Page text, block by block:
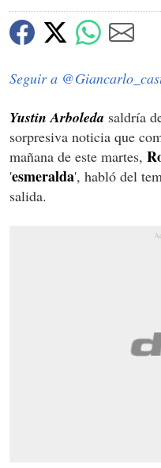
Seguir a
Yustin Arboleda saldría
sorpresiva noticia que
mañana de este martes,
'esmeralda', habló del
salida.